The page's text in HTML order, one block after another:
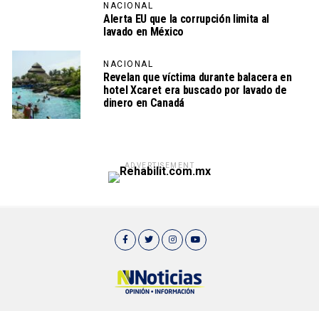
NACIONAL
Alerta EU que la corrupción limita al
lavado en México
NACIONAL
Revelan que víctima durante balacera en
hotel Xcaret era buscado por lavado de
dinero en Canadá
ADVERTISEMENT